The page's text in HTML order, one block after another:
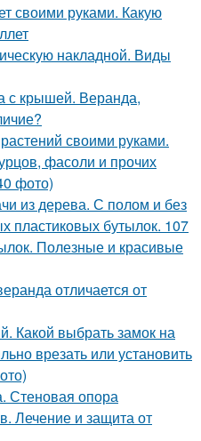
своими руками. Какую
накладной. Виды
с крышей. Веранда,
своими руками.
фасоли и прочих
фото)
из дерева. С полом и без
пластиковых бутылок. 107
Полезные и красивые
отличается от
Какой выбрать замок на
врезать или установить
Стеновая опора
Лечение и защита от